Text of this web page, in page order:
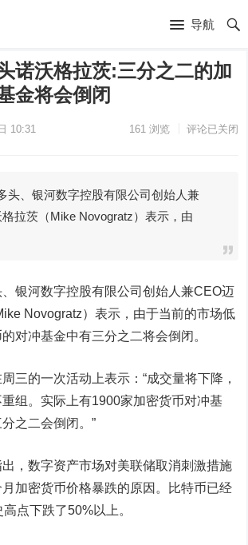
导航
诺沃格拉茨:三分之二的加
金将会倒闭
10:31 161浏览 评论已关闭
、银河数字控股有限公司创始人兼
拉茨（Mike Novogratz）表示，由
河数字控股有限公司创始人兼CEO迈
Novogratz）表示，由于当前的市场低
对冲基金中有三分之二将会倒闭。
的一次活动上表示：“成交量将下降，
组。实际上有1900家加密货币对冲基
之二会倒闭。”
数字资产市场对美联储取消刺激措施
加密货币价格暴跌的原因。比特币已经
点下跌了50%以上。